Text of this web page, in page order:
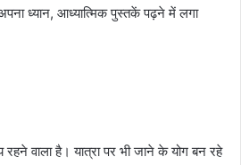
ध्यान, आध्यात्मिक पुस्तकें पढ़ने में लगा
वाला है। यात्रा पर भी जाने के योग बन रहे